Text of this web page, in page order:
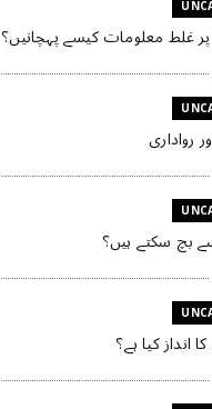
غلط معلومات کیسے پہچانیں؟
رواداری
بچ سکتے ہیں؟
انداز کیا ہے؟